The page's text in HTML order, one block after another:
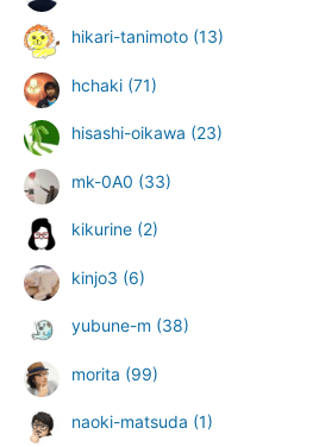
hikari-tanimoto (13)
hchaki (71)
hisashi-oikawa (23)
mk-0A0 (33)
kikurine (2)
kinjo3 (6)
yubune-m (38)
morita (99)
naoki-matsuda (1)